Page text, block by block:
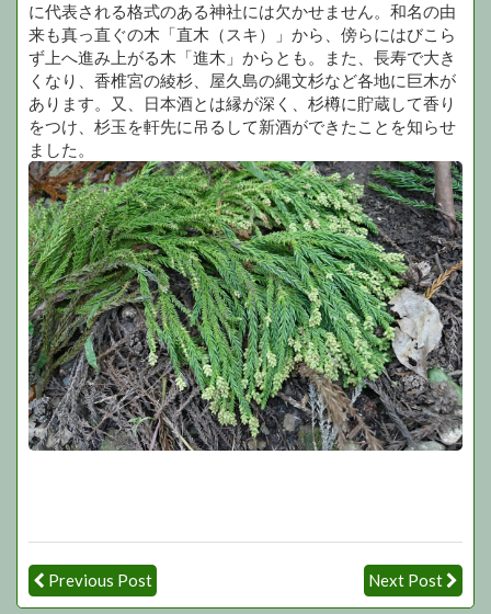
に代表される格式のある神社には欠かせません。和名の由
来も真っ直ぐの木「直木（スキ）」から、傍らにはびこら
ず上へ進み上がる木「進木」からとも。また、長寿で大き
くなり、香椎宮の綾杉、屋久島の縄文杉など各地に巨木が
あります。又、日本酒とは縁が深く、杉樽に貯蔵して香り
をつけ、杉玉を軒先に吊るして新酒ができたことを知らせ
ました。
Previous Post Next Post